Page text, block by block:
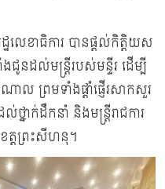
លេខាធិការ បានផ្តល់កិត្តិយស
ជូនដល់មន្ត្រីរបស់មន្ទីរ ដើម្បី
ល ព្រមទាំងផ្តាំផ្ញើរសាកសួរ
នាក់ដឹកនាំ និងមន្ត្រីរាជការ
ត្តព្រះសីហនុ។